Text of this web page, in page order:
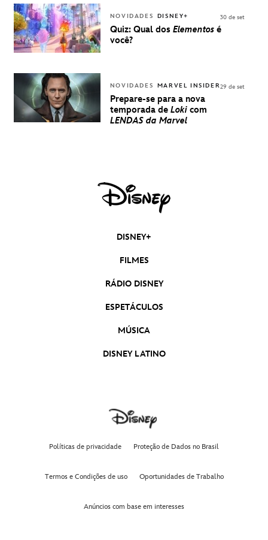
DISNEY
NOVIDADES DISNEY+
Quiz: Qual dos Elementos é
você?
30 de set
NOVIDADES MARVEL INSIDER
Prepare-se para a nova
temporada de Loki com
LENDAS da Marvel
29 de set
DISNEY+
FILMES
RÁDIO DISNEY
ESPETÁCULOS
MÚSICA
DISNEY LATINO
Políticas de privacidade Proteção de Dados no Brasil
Termos e Condições de uso Oportunidades de Trabalho
Anúncios com base em interesses